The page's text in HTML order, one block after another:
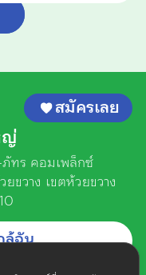
สมัครเลย
ญ่
ทร คอมเพล็กซ์
ยขวาง เขตห้วยขวาง
ล้ฉัน